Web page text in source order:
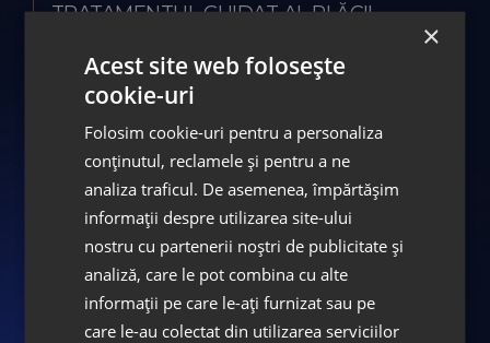
TRATAMENTUL GHIDAT AL PLĂCII
Tratament endodontic
sub control microscopic
Implant dentar PREMIUM
Straumann®
Fațete dentare PREMIUM
ASPEN DIGITAL SMILE DESIGN
Coroane dentare PREMIUM
ASPEN DIGITAL SMILE DESIGN
×
Acest site web folosește
cookie-uri
Folosim cookie-uri pentru a personaliza
conținutul, reclamele și pentru a ne
analiza traficul. De asemenea, împărtășim
informații despre utilizarea site-ului
nostru cu partenerii noștri de publicitate și
analiză, care le pot combina cu alte
informații pe care le-ați furnizat sau pe
care le-au colectat din utilizarea serviciilor